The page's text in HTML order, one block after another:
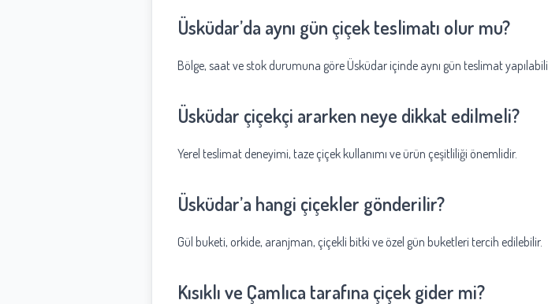
Üsküdar’da aynı gün çiçek teslimatı olur mu?
Bölge, saat ve stok durumuna göre Üsküdar içinde aynı gün teslimat
Üsküdar çiçekçi ararken neye dikkat edilmeli?
Yerel teslimat deneyimi, taze çiçek kullanımı ve ürün çeşitliliği önemlidir.
Üsküdar’a hangi çiçekler gönderilir?
Gül buketi, orkide, aranjman, çiçekli bitki ve özel gün buketleri tercih edilebilir.
Kısıklı ve Çamlıca tarafına çiçek gider mi?